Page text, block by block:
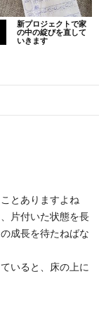
新プロジェクトで家
の中の綻びを直して
いきます
とありますよね
片付いた状態を長
成長を待たねばな
いると、床の上に